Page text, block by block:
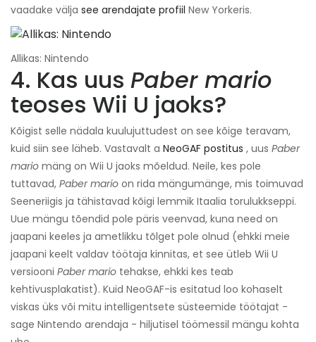
vaadake välja see arendajate profiil New Yorkeris.
Allikas: Nintendo
4. Kas uus Paber mario
teoses Wii U jaoks?
Kõigist selle nädala kuulujuttudest on see kõige teravam,
kuid siin see läheb. Vastavalt a NeoGAF postitus , uus Paber
mario mäng on Wii U jaoks mõeldud. Neile, kes pole
tuttavad, Paber mario on rida mängumänge, mis toimuvad
Seeneriigis ja tähistavad kõigi lemmik Itaalia torulukkseppi.
Uue mängu tõendid pole päris veenvad, kuna need on
jaapani keeles ja ametlikku tõlget pole olnud (ehkki meie
jaapani keelt valdav töötaja kinnitas, et see ütleb Wii U
versiooni Paber mario tehakse, ehkki kes teab
kehtivusplakatist). Kuid NeoGAF-is esitatud loo kohaselt
viskas üks või mitu intelligentsete süsteemide töötajat -
sage Nintendo arendaja - hiljutisel töömessil mängu kohta